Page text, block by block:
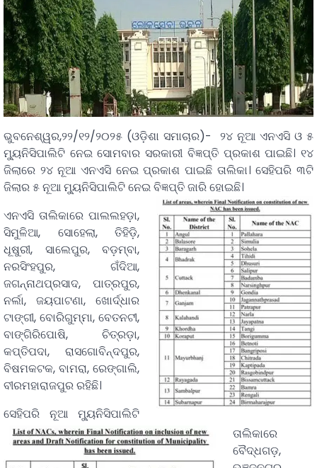
ଭୁବନେଶ୍ୱର,୨୨/୧୨/୨୦୨୫ (ଓଡ଼ିଶା ସମାଚାର)- ୨୪ ନୂଆ ଏନଏସି ଓ ୫
ମ୍ୟୁନିସିପାଲିଟି ନେଇ ସୋମବାର ସରକାରୀ ବିଜ୍ଞପ୍ତି ପ୍ରକାଶ ପାଇଛି। ୧୪
ଜିଲାରେ ୨୪ ନୂଆ ଏନଏସି ନେଇ ପ୍ରକାଶ ପାଇଛି ତାଲିକା। ସେହିପରି ୩ଟି
ଜିଲାର ୫ ନୂଆ ମ୍ୟୁନିସିପାଲିଟି ନେଇ ବିଜ୍ଞପ୍ତି ଜାରି ହୋଇଛି।
ଏନଏସି ତାଲିକାରେ ପାଲଲହଡ଼ା,
ସିମୁଳିଆ, ସୋହେଲା, ତିହିଡ଼ି,
ଧୂଷୁରୀ, ସାଲେପୁର, ବଡ଼ମ୍ବା,
ନରସିଂହପୁର, ଗଁଦିଆ,
ଜଗନ୍ନାଥପ୍ରସାଦ, ପାତ୍ରପୁର,
ନର୍ଲା, ଜୟପାଟଣା, ଖୋର୍ଦ୍ଧାର
ଟାଙ୍ଗୀ, ବୋରିଗୁମ୍ମା, ବେତନଟୀ,
ବାଙ୍ଗିରିପୋଷି, ଚିତ୍ରଡ଼ା,
କପ୍ତିପଦା, ରାସଗୋବିନ୍ଦପୁର,
ବିଷମକଟକ, ବାମରା, ରେଙ୍ଗାଲି,
ବୀରମହାରାଜପୁର ରହିଛି।
ସେହିପରି ନୂଆ ମ୍ୟୁନିସିପାଲିଟି
ତାଲିକାରେ
ବୈଦ୍ଧଗଡ଼,